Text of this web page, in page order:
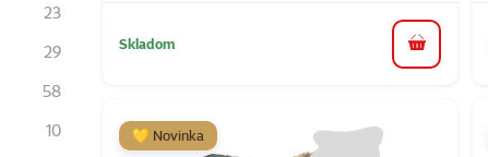
23
29
58
10
Skladom do košíka
💛 Novinka